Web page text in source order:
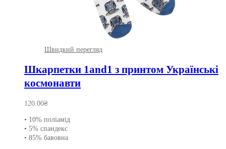
Швидкий перегляд
Шкарпетки 1and1 з принтом Українські
космонавти
120.00₴
• 10% поліамід
• 5% спандекс
• 85% бавовна